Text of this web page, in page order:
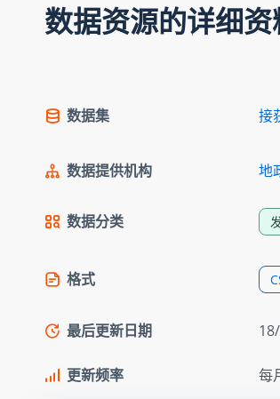
数据资源的详细资
数据集 接
数据提供机构 地
数据分类
格式
最后更新日期
更新频率 每